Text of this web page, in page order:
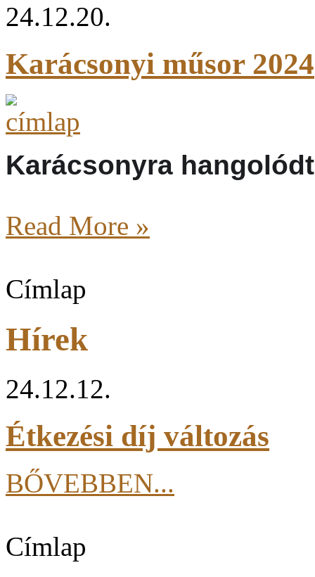
24.12.20.
Karácsonyi műsor 2024
Karácsonyra
Read More »
Címlap
Hírek
24.12.12.
Étkezési díj változás
BŐVEBBEN...
Címlap